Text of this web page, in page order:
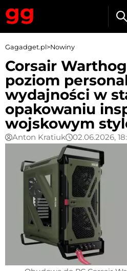
Gagadget.pl>Nowiny
Corsair
poziom
wydajności w
opakowaniu
wojskowym
Anton Kratiuk 02.06.2026,